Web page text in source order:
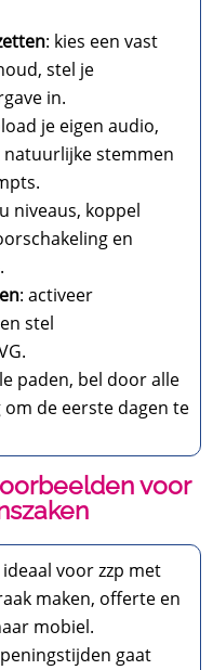
: kies een vast
stel je
in.
je eigen audio,
stemmen
niveaus, koppel
en
: activeer
stel
paden, bel door alle
de eerste dagen te
voor
ideaal voor zzp met
maken, offerte en
mobiel.
gaat